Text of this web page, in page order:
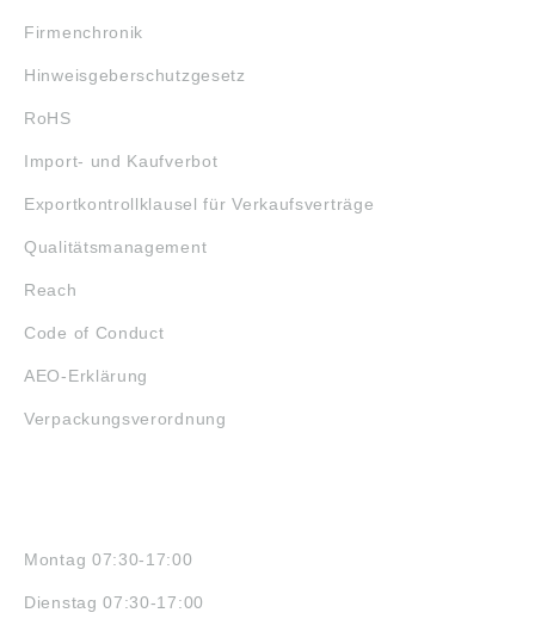
Firmenchronik
Hinweisgeberschutzgesetz
RoHS
Import- und Kaufverbot
Exportkontrollklausel für Verkaufsverträge
Qualitätsmanagement
Reach
Code of Conduct
AEO-Erklärung
Verpackungsverordnung
Montag 07:30-17:00
Dienstag 07:30-17:00